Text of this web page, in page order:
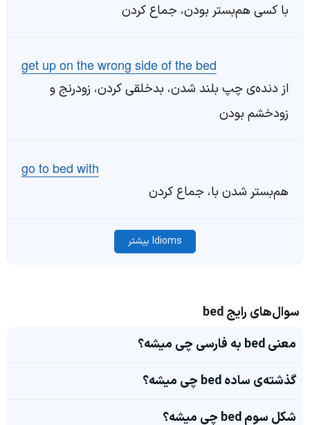
با کسی هم‌بستر بودن، جماع کردن
get up on the wrong side of the bed
از دنده‌ی چپ بلند شدن، بدخلقی کردن، زودرنج و
زودخشم بودن
go to bed with
هم‌بستر شدن با، جماع کردن
Idioms بیشتر
سوال‌های رایج bed
معنی bed به فارسی چی میشه؟
گذشته‌ی ساده bed چی میشه؟
شکل سوم bed چی میشه؟